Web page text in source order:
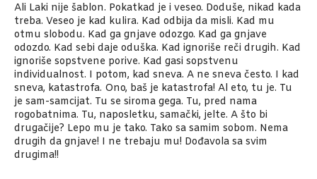
Ali Laki nije šablon. Pokatkad je i veseo. Doduše, nikad kada
treba. Veseo je kad kulira. Kad odbija da misli. Kad mu
otmu slobodu. Kad ga gnjave odozgo. Kad ga gnjave
odozdo. Kad sebi daje oduška. Kad ignoriše reči drugih. Kad
ignoriše sopstvene porive. Kad gasi sopstvenu
individualnost. I potom, kad sneva. A ne sneva često. I kad
sneva, katastrofa. Ono, baš je katastrofa! Al eto, tu je. Tu
je sam-samcijat. Tu se siroma gega. Tu, pred nama
rogobatnima. Tu, naposletku, samački, jelte. A što bi
drugačije? Lepo mu je tako. Tako sa samim sobom. Nema
drugih da gnjave! I ne trebaju mu! Dođavola sa svim
drugima!!